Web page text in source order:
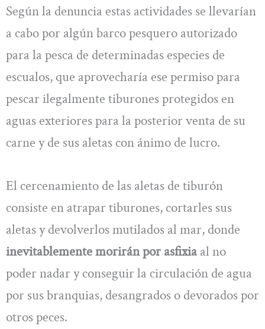
Según la denuncia estas actividades se llevarían
a cabo por algún barco pesquero autorizado
para la pesca de determinadas especies de
escualos, que aprovecharía ese permiso para
pescar ilegalmente tiburones protegidos en
aguas exteriores para la posterior venta de su
carne y de sus aletas con ánimo de lucro.
El cercenamiento de las aletas de tiburón
consiste en atrapar tiburones, cortarles sus
aletas y devolverlos mutilados al mar, donde
inevitablemente morirán por asfixiaal no
poder nadar y conseguir la circulación de agua
por sus branquias, desangrados o devorados por
otros peces.